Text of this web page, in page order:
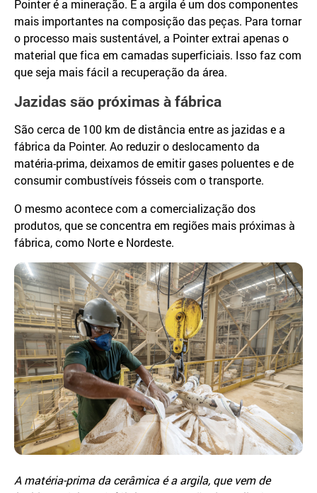
Pointer é a mineração. E a argila é um dos componentes
mais importantes na composição das peças. Para tornar
o processo mais sustentável, a Pointer extrai apenas o
material que fica em camadas superficiais. Isso faz com
que seja mais fácil a recuperação da área.
Jazidas são próximas à fábrica
São cerca de 100 km de distância entre as jazidas e a
fábrica da Pointer. Ao reduzir o deslocamento da
matéria-prima, deixamos de emitir gases poluentes e de
consumir combustíveis fósseis com o transporte.
O mesmo acontece com a comercialização dos
produtos, que se concentra em regiões mais próximas à
fábrica, como Norte e Nordeste.
A matéria-prima da cerâmica é a argila, que vem de